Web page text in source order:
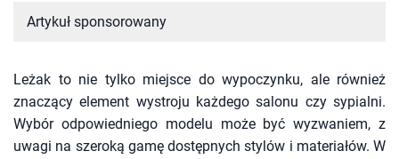
Artykuł sponsorowany
Leżak to nie tylko miejsce do wypoczynku, ale również
znaczący element wystroju każdego salonu czy sypialni.
Wybór odpowiedniego modelu może być wyzwaniem, z
uwagi na szeroką gamę dostępnych stylów i materiałów. W